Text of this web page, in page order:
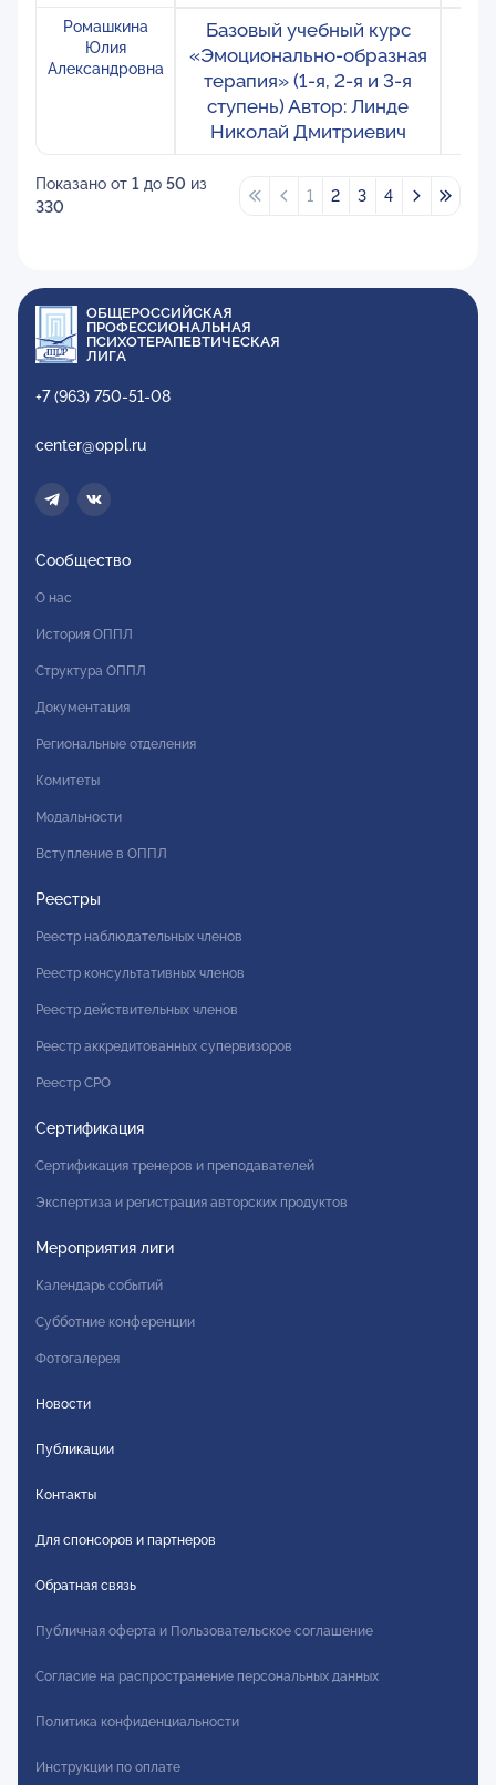
Ромашкина
Юлия
Александровна
Базовый учебный курс
«Эмоционально-образная
терапия» (1-я, 2-я и 3-я
ступень) Автор: Линде
Николай Дмитриевич
Показано от 1 до 50 из
330
1 2 3 4
ОБЩЕРОССИЙСКАЯ
ПРОФЕССИОНАЛЬНАЯ
ПСИХОТЕРАПЕВТИЧЕСКАЯ
ЛИГА
+7 (963) 750-51-08
center@oppl.ru
Сообщество
О нас
История ОППЛ
Структура ОППЛ
Документация
Региональные отделения
Комитеты
Модальности
Вступление в ОППЛ
Реестры
Реестр наблюдательных членов
Реестр консультативных членов
Реестр действительных членов
Реестр аккредитованных супервизоров
Реестр СРО
Сертификация
Сертификация тренеров и преподавателей
Экспертиза и регистрация авторских продуктов
Мероприятия лиги
Календарь событий
Субботние конференции
Фотогалерея
Новости
Публикации
Контакты
Для спонсоров и партнеров
Обратная связь
Публичная оферта и Пользовательское соглашение
Согласие на распространение персональных данных
Политика конфиденциальности
Инструкции по оплате